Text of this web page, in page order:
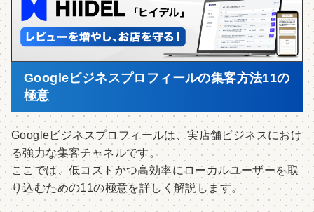
Googleビジネスプロフィールの集客方法11の
極意
Googleビジネスプロフィールは、実店舗ビジネスにおけ
る強力な集客チャネルです。
ここでは、低コストかつ高効率にローカルユーザーを取
り込むための11の極意を詳しく解説します。